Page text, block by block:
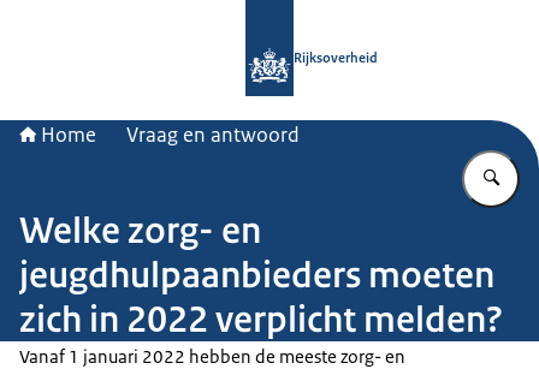
Rijksoverheid
Home Vraag en antwoord
Welke zorg- en
jeugdhulpaanbieders moeten
zich in 2022 verplicht melden?
Vanaf 1 januari 2022 hebben de meeste zorg- en